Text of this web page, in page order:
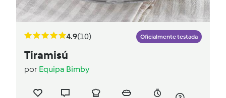
4.9(10) Oficialmente testada
Tiramisú
por Equipa Bimby